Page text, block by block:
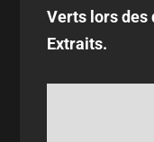
Verts lors des
Extraits.